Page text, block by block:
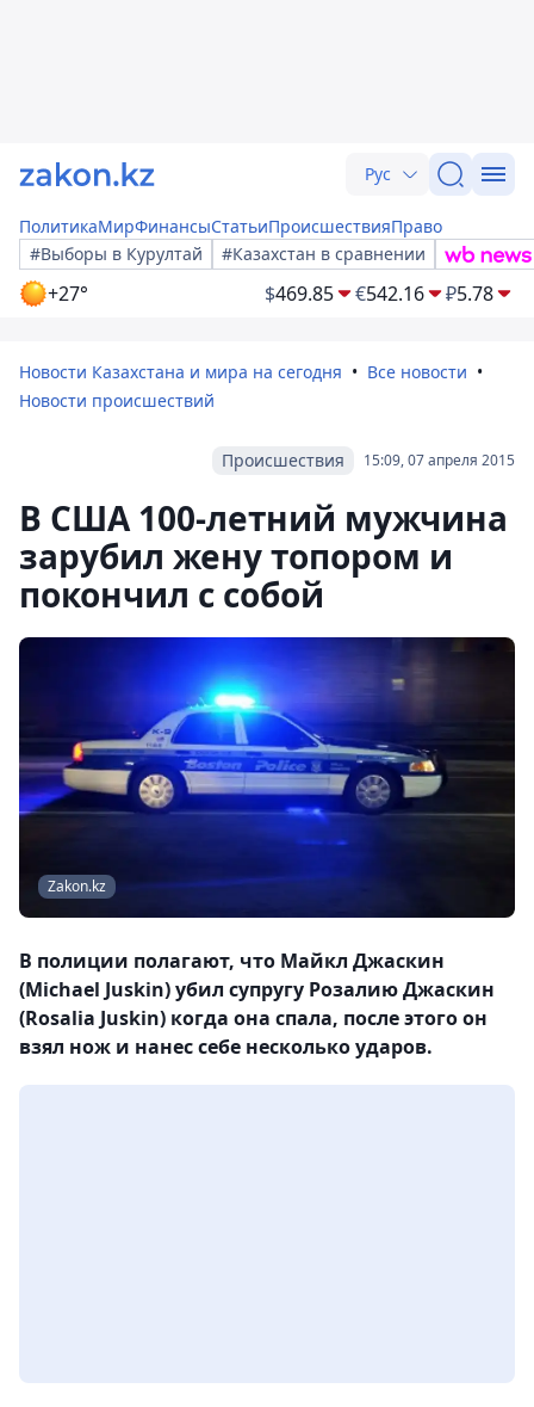
Рус
ПолитикаМирФинансыСтатьиПроисшествияПраво
#Выборы в Курултай
#Казахстан в сравнении
+27° $469.85 €542.16 ₽5.78
Новости Казахстана и мира на сегодня
Все новости
Новости происшествий
15:09, 07 апреля 2015
Происшествия
В США 100-летний мужчина
зарубил жену топором и
покончил с собой
Zakon.kz
В полиции полагают, что Майкл Джаскин
(Michael Juskin) убил супругу Розалию Джаскин
(Rosalia Juskin) когда она спала, после этого он
взял нож и нанес себе несколько ударов.